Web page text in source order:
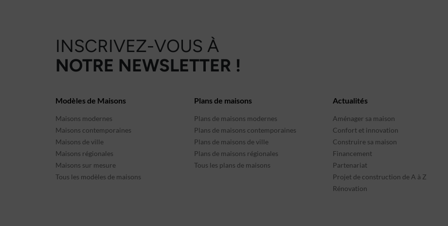
INSCRIVEZ-VOUS À
NOTRE NEWSLETTER !
Modèles de Maisons
Maisons modernes
Maisons contemporaines
Maisons de ville
Maisons régionales
Maisons sur mesure
Tous les modèles de maisons
Plans de maisons
Plans de maisons modernes
Plans de maisons contemporaines
Plans de maisons de ville
Plans de maisons régionales
Tous les plans de maisons
Actualités
Aménager sa maison
Confort et innovation
Construire sa maison
Financement
Partenariat
Projet de construction de A à Z
Rénovation